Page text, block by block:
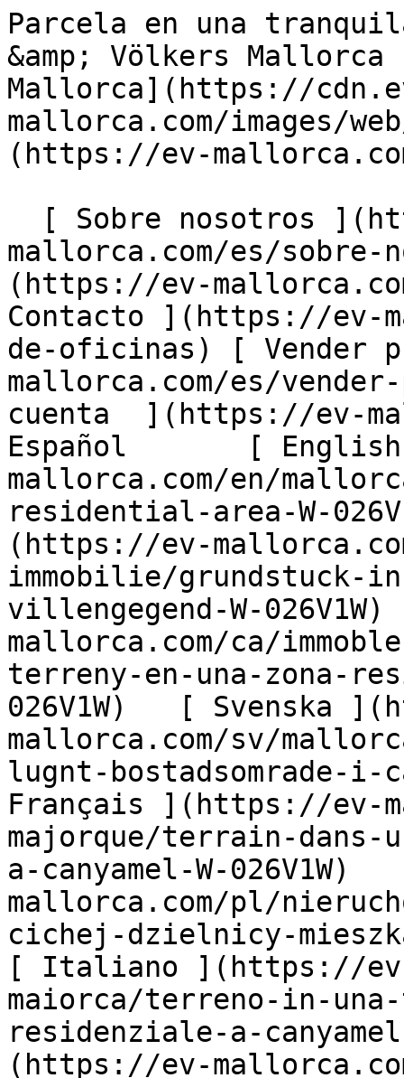
Parcela en una tranquila zona residencial - Engel &amp; Völkers Mallorca                [ ![EV Mallorca](https://cdn.ev-mallorca.com/images/web/EV_Logo_RGB.svg) ](https://ev-mallorca.com/es)  Mallorca  

  [ Sobre nosotros ](https://ev-mallorca.com/es/sobre-nosotros) [ Sobre Mallorca ](https://ev-mallorca.com/es/sobre-mallorca) [ Contacto ](https://ev-mallorca.com/es/ubicaciones-de-oficinas) [ Vender propiedad ](https://ev-mallorca.com/es/vender-propiedad-mallorca) [    Mi cuenta  ](https://ev-mallorca.com/es/mi-cuenta)   Español       [ English ](https://ev-mallorca.com/en/mallorca-property/plot-in-a-quiet-residential-area-W-026V1W)    [ Deutsch ](https://ev-mallorca.com/de/mallorca-immobilie/grundstuck-in-einer-ruhigen-villengegend-W-026V1W)   [ Català ](https://ev-mallorca.com/ca/immoble-mallorca/parcela-de-terreny-en-una-zona-residencial-tranquilla-W-026V1W)   [ Svenska ](https://ev-mallorca.com/sv/mallorca-fastighet/tomt-i-ett-lugnt-bostadsomrade-i-canyamel-W-026V1W)   [ Français ](https://ev-mallorca.com/fr/bien-majorque/terrain-dans-un-quartier-calme-de-villas-a-canyamel-W-026V1W)   [ Polski ](https://ev-mallorca.com/pl/nieruchomosc-majorce/dzialka-w-cichej-dzielnicy-mieszkalnej-w-canyamel-W-026V1W)   [ Italiano ](https://ev-mallorca.com/it/immobili-maiorca/terreno-in-una-tranquilla-zona-residenziale-a-canyamel-W-026V1W)   [ Dutch ](https://ev-mallorca.com/nl/mallorca-eigendom/perceel-in-een-rustige-woonwijk-in-canyamel-W-026V1W)   [ Русский ](https://ev-mallorca.com/ru/nedvizhimost-mayorka/ucastok-v-tixom-zilom-raione-v-kaniamele-W-026V1W)   [ Dansk ](https://ev-mallorca.com/da/mallorca-ejendom/grund-i-et-roligt-boligomrade-W-026V1W)   

  Comprar  [ Todas las propiedades ](https://ev-mallorca.com/es/inmobiliaria-mallorca?contract_type=0) [ Casa ](https://ev-mallorca.com/es/inmobiliaria-mallorca?contract_type=0&type%5B0%5D=0) [ Finca ](https://ev-mallorca.com/es/inmobiliaria-mallorca?contract_type=0&type%5B0%5D=1) [ Apartamento ](https://ev-mallorca.com/es/inmobiliaria-mallorca?contract_type=0&type%5B0%5D=2) [ Ático ](https://ev-mallorca.com/es/inmobiliaria-mallorca?contract_type=0&type%5B0%5D=5) [ Solares ](https://ev-mallorca.com/es/inmobiliaria-mallorca?contract_type=0&type%5B0%5D=3) [ Obra nueva ](https://ev-mallorca.com/es/inmobiliaria-mallorca?contract_type=0&type%5B0%5D=development) 

  Alquilar  [ Todas las propiedades ](https://ev-mallorca.com/es/inmobiliaria-mallorca?contract_type=1) [ Casa ](https://ev-mallorca.com/es/inmobiliaria-mallorca?contract_type=1&type%5B0%5D=0) [ Finca ](https://ev-mallorca.com/es/inmobiliaria-mallorca?contract_type=1&type%5B0%5D=1) [ Apartamento ](https://ev-mallorca.com/es/inmobiliaria-mallorca?contract_type=1&type%5B0%5D=2) [ Ático ](https://ev-mallorca.com/es/inmobiliaria-mallorca?contract_type=1&type%5B0%5D=5) 

  Alquiler Vacacional  [ Todas las propiedades ](https://ev-mallorca.com/es/alquiler-vacacional) [ Casa ](https://ev-mallorca.com/es/alquiler-vacacional?type%5B0%5D=0) [ Finca ](https://ev-mallorca.com/es/alquiler-vacacional?type%5B0%5D=1) [ Apartamento ](https://ev-mallorca.com/es/alquiler-vacacional?type%5B0%5D=2) [ Ático ](https://ev-mallorca.com/es/alquiler-vacacional?type%5B0%5D=5) 

  Comercial  [ Todas las propiedades ](https://ev-mallorca.com/es/propiedades-comerciales) [ Agricultura y bosques ](https://ev-mallorca.com/es/propiedades-comerciales?type%5B0%5D=6) [ Hotel ](https://ev-mallorca.com/es/propiedades-comerciales?type%5B0%5D=7) [ Industria ](https://ev-mallorca.com/es/propiedades-comerciales?type%5B0%5D=8) [ Inversión ](https://ev-mallorca.com/es/propiedades-comerciales?type%5B0%5D=9) [ Gastronomía ](https://ev-mallorca.com/es/propiedades-comerciales?type%5B0%5D=10) [ Solares ](https://ev-mallorca.com/es/propiedades-comerciales?type%5B0%5D=11) [ Oficina ](https://ev-mallorca.com/es/propiedades-comerciales?type%5B0%5D=12) [ Otros ](https://ev-mallorca.com/es/propiedades-comerciales?type%5B0%5D=13) [ Tienda ](https://ev-mallorca.com/es/propiedades-comerciales?type%5B0%5D=14) 

 [ Obra nueva ](https://ev-mallorca.com/es/obra-nueva-mallorca) 

     Español       [ English ](https://ev-mallorca.com/en/mallorca-property/plot-in-a-quiet-residential-area-W-026V1W)    [ Deutsch ](https://ev-mallorca.com/de/mallorca-immobilie/grundstuck-in-einer-ruhigen-villengegend-W-026V1W)   [ Català ](https://ev-mallorca.com/ca/immoble-mallorca/parcela-de-terreny-en-una-zona-residencial-tranquilla-W-026V1W)   [ Svenska ](https://ev-mallorca.com/sv/mallorca-fastighet/tomt-i-ett-lugnt-bostadsomrade-i-canyamel-